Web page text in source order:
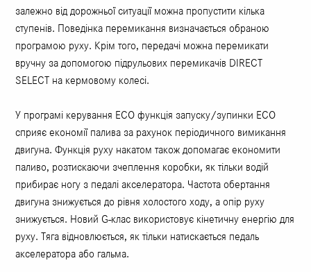
залежно від дорожньої ситуації можна пропустити кілька
ступенів. Поведінка перемикання визначається обраною
програмою руху. Крім того, передачі можна перемикати
вручну за допомогою підрульових перемикачів DIRECT
SELECT на кермовому колесі.
У програмі керування ECO функція запуску/зупинки ECO
сприяє економії палива за рахунок періодичного вимикання
двигуна. Функція руху накатом також допомагає економити
паливо, розтискаючи зчеплення коробки, як тільки водій
прибирає ногу з педалі акселератора. Частота обертання
двигуна знижується до рівня холостого ходу, а опір руху
знижується. Новий G-клас використовує кінетичну енергію для
руху. Тяга відновлюється, як тільки натискається педаль
акселератора або гальма.